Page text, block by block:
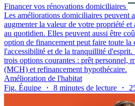
Financer vos rénovations domiciliaires
Les améliorations domiciliaires peuvent
augmenter la valeur de votre propriété
au quotidien. Elles peuvent aussi être
option de financement peut faire toute la
l'accessibilité et de la tranquillité
trois options courantes : prêt personnel,
(MCH) et refinancement hypothécaire.
Amélioration de l'habitat
Fig. Équipe ・ 8 minutes de lecture ・